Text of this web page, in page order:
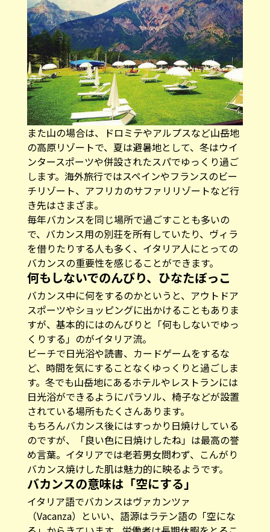
また山の場合は、ドロミテやアルプスなど山岳地
の高原リゾートで、夏は避暑地として、冬はウイ
ンタースポーツや併設されたスパでゆっくり過ご
します。海外旅行ではスペインやフランスのビー
チリゾート、アフリカのサファリリゾートなど行
き先はさまざま。
毎年バカンスを同じ場所で過ごすことも多いの
で、バカンス用の別荘を所有していたり、ヴィラ
を借りたりする人も多く、イタリア人にとっての
バカンスの重要性を感じることができます。
何もしないでのんびり、ひなたぼっこ
バカンス中に何をするのかというと、アウトドア
スポーツやショッピングに出かけることもありま
すが、基本的にはのんびりと「何もしないでゆっ
くりする」のがイタリア流。
ビーチで日光浴や読書、カードゲームをするな
ど、時間を気にすることなくゆっくりと過ごしま
す。冬でも山岳地にあるホテルやレストランには
日光浴ができるようにパラソル、椅子などが設置
されている場所もたくさんあります。
もちろんバカンス後にはすっかり日焼けしている
のですが、「良い色に日焼けしたね」は最高の誉
め言葉。イタリアでは老若男女問わず、こんがり
バカンス焼けした肌は魅力的に映るようです。
バカンスの意味は「空にする」
イタリア語でバカンスはヴァカンツァ
（Vacanza）といい、語源はラテン語の「空にな